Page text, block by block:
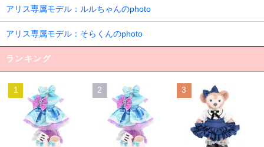
アリス専属モデル：ルルちゃんのphoto
アリス専属モデル：そらくんのphoto
ランキング
1 2 3